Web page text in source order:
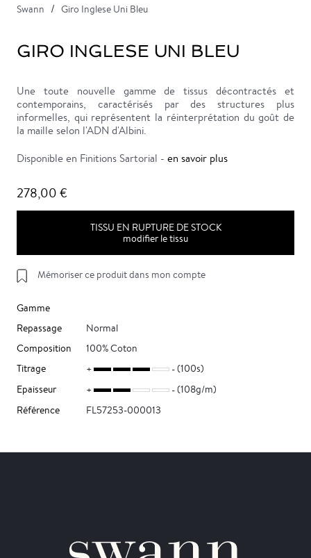
Swann Giro Inglese Uni Bleu
GIRO INGLESE UNI BLEU
Une toute nouvelle gamme de tissus décontractés et
contemporains, caractérisés par des structures plus
informelles, qui représentent la réinterprétation du goût de
la maille selon l'ADN d'Albini.
Disponible en Finitions Sartorial - en savoir plus
278,00 €
TISSU EN RUPTURE DE STOCK
modifier le tissu
Mémoriser ce produit dans mon compte
Gamme
Repassage
Normal
Composition
100% Coton
Titrage
(100s)
Epaisseur
(108g/m)
Référence
FL57253-000013